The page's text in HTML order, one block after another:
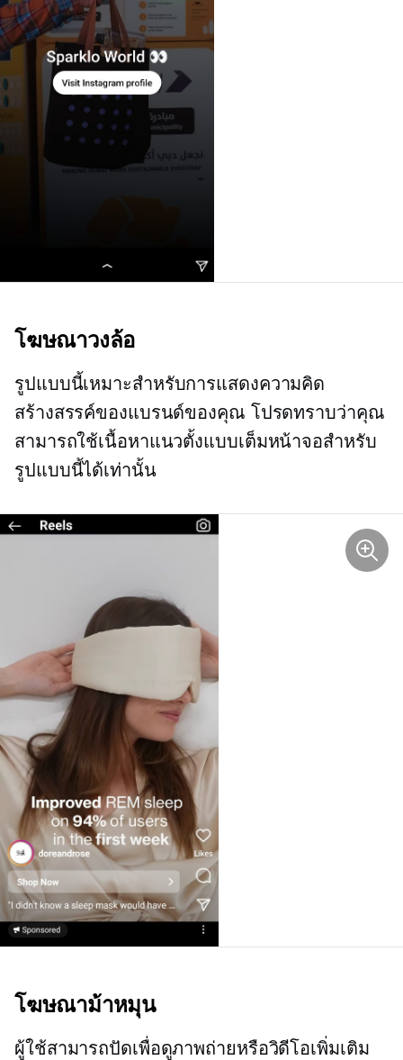
โฆษณาวงล้อ
รูปแบบนี้เหมาะสำหรับการแสดงความคิด
สร้างสรรค์ของแบรนด์ของคุณ โปรดทราบว่าคุณ
สามารถใช้เนื้อหาแนวตั้งแบบเต็มหน้าจอสำหรับ
รูปแบบนี้ได้เท่านั้น
โฆษณาม้าหมุน
ผู้ใช้สามารถปัดเพื่อดูภาพถ่ายหรือวิดีโอเพิ่มเติม